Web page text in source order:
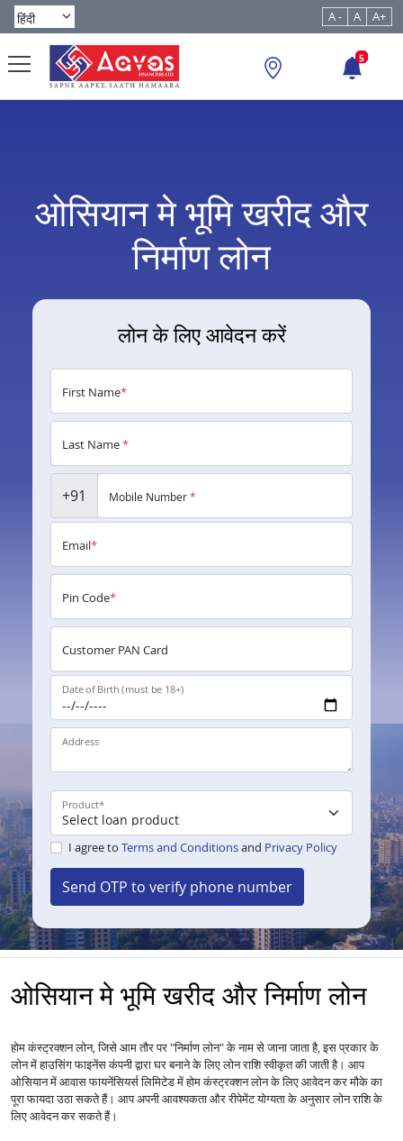
A - A A+
5
ओसियान मे भूमि खरीद और
निर्माण लोन
लोन के लिए आवेदन करें
First Name*
Last Name*
+91 Mobile Number*
Email*
Pin Code*
Customer PAN Card
Date of Birth (must be 18+)
Address
Product*
I agree to Terms and Conditionsand Privacy Policy
Send OTP to verify phone number
ओसियान मे भूमि खरीद और निर्माण लोन
होम कंस्ट्रक्शन लोन, जिसे आम तौर पर "निर्माण लोन" के नाम से जाना जाता है, इस प्रकार के
लोन में हाउसिंग फाइनेंस कंपनी द्वारा घर बनाने के लिए लोन राशि स्वीकृत की जाती है। आप
ओसियान में आवास फायनेंसियर्स लिमिटेड में होम कंस्ट्रक्शन लोन के लिए आवेदन कर मौके का
पूरा फायदा उठा सकते हैं। आप अपनी आवश्यकता और रीपेमेंट योग्यता के अनुसार लोन राशि के
लिए आवेदन कर सकते हैं।